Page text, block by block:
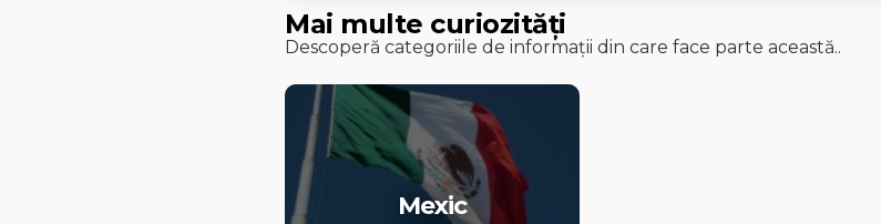
Mai multe curiozități
Descoperă categoriile de informații din care face parte această..
Mexic